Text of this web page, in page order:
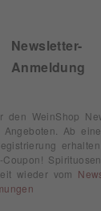
Newsletter-
Anmeldung
den WeinShop
Angeboten. Ab
Coupon!
wieder vom